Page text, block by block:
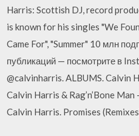
Harris: Scottish DJ, record
is known for his singles "We
Came For", "Summer" 10 млн
публикаций — посмотрите в
@calvinharris. ALBUMS. Calvin
Calvin Harris & Rag’n’Bone
Calvin Harris. Promises